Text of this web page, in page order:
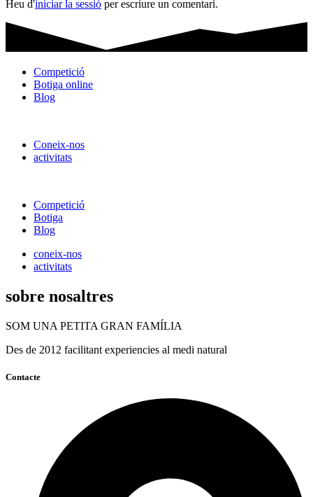
Heu d'iniciar la sessió per escriure un comentari.
Competició
Botiga online
Blog
Coneix-nos
activitats
Competició
Botiga
Blog
coneix-nos
activitats
sobre nosaltres
SOM UNA PETITA GRAN FAMÍLIA
Des de 2012 facilitant experiencies al medi natural
Contacte